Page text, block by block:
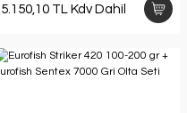
5.150,10 TL Kdv Dahil